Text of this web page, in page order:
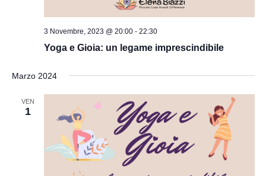
3 Novembre, 2023 @ 20:00- 22:30
Yoga e Gioia: un legame imprescindibile
Marzo 2024
VEN
1